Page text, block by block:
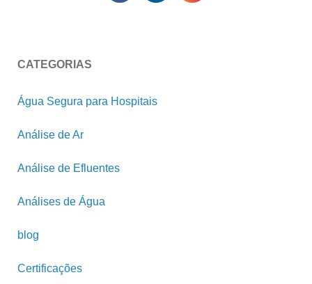
CATEGORIAS
Água Segura para Hospitais
Análise de Ar
Análise de Efluentes
Análises de Água
blog
Certificações